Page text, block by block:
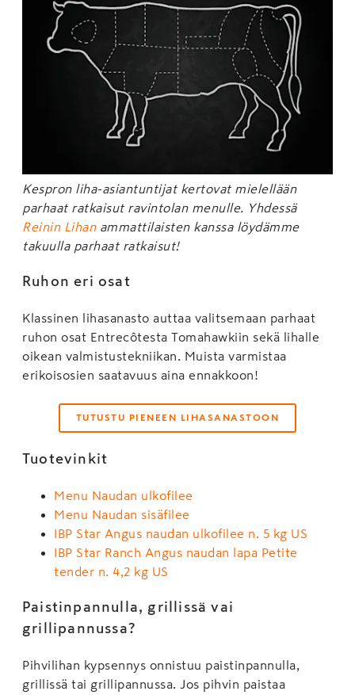
Kespron liha-asiantuntijat kertovat mielellään
parhaat ratkaisut ravintolan menulle. Yhdessä
Reinin Lihanammattilaisten kanssa löydämme
takuulla parhaat ratkaisut!
Ruhon eri osat
Klassinen lihasanasto auttaa valitsemaan parhaat
ruhon osat Entrecôtesta Tomahawkiin sekä lihalle
oikean valmistustekniikan. Muista varmistaa
erikoisosien saatavuus aina ennakkoon!
TUTUSTU PIENEEN LIHASANASTOON
Tuotevinkit
Menu Naudan ulkofilee
Menu Naudan sisäfilee
IBP Star Angus naudan ulkofilee n. 5 kg US
IBP Star Ranch Angus naudan lapa Petite
tender n. 4,2 kg US
Paistinpannulla, grillissä vai
grillipannussa?
Pihvilihan kypsennys onnistuu paistinpannulla,
grillissä tai grillipannussa. Jos pihvin paistaa